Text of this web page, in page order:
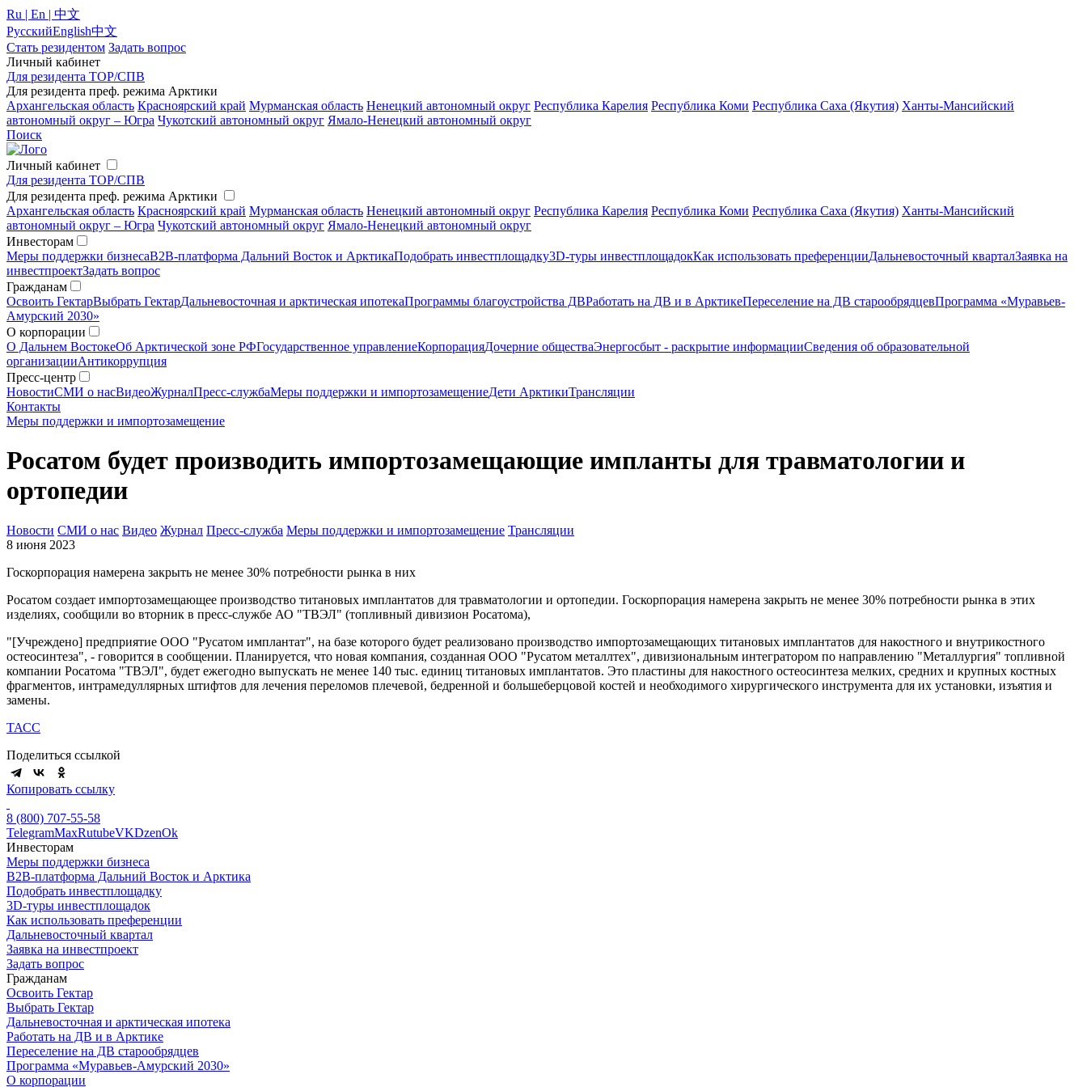
Ru | En | 中文
РусскийEnglish中文
Стать резидентом Задать вопрос
Личный кабинет
Для резидента ТОР/СПВ
Для резидента преф. режима Арктики
Архангельская область Красноярский край Мурманская область Ненецкий автономный округ Республика Карелия Республика Коми Республика Саха (Якутия) Ханты-Мансийский
автономный округ – Югра Чукотский автономный округ Ямало-Ненецкий автономный округ
Поиск
Личный кабинет
Для резидента ТОР/СПВ
Для резидента преф. режима Арктики
Архангельская область Красноярский край Мурманская область Ненецкий автономный округ Республика Карелия Республика Коми Республика Саха (Якутия) Ханты-Мансийский
автономный округ – Югра Чукотский автономный округ Ямало-Ненецкий автономный округ
Инвесторам
Меры поддержки бизнесаB2B-платформа Дальний Восток и АрктикаПодобрать инвестплощадку3D-туры инвестплощадокКак использовать преференцииДальневосточный кварталЗаявка на
инвестпроектЗадать вопрос
Гражданам
Освоить ГектарВыбрать ГектарДальневосточная и арктическая ипотекаПрограммы благоустройства ДВРаботать на ДВ и в АрктикеПереселение на ДВ старообрядцевПрограмма «Муравьев-
Амурский 2030»
О корпорации
О Дальнем ВостокеОб Арктической зоне РФГосударственное управлениеКорпорацияДочерние обществаЭнергосбыт - раскрытие информацииСведения об образовательной
организацииАнтикоррупция
Пресс-центр
НовостиСМИ о насВидеоЖурналПресс-службаМеры поддержки и импортозамещениеДети АрктикиТрансляции
Контакты
Меры поддержки и импортозамещение
Росатом будет производить импортозамещающие импланты для травматологии и
ортопедии
Новости СМИ о нас Видео Журнал Пресс-служба Меры поддержки и импортозамещение Трансляции
8 июня 2023
Госкорпорация намерена закрыть не менее 30% потребности рынка в них
Росатом создает импортозамещающее производство титановых имплантатов для травматологии и ортопедии. Госкорпорация намерена закрыть не менее 30% потребности рынка в этих
изделиях, сообщили во вторник в пресс-службе АО "ТВЭЛ" (топливный дивизион Росатома),
"[Учреждено] предприятие ООО "Русатом имплантат", на базе которого будет реализовано производство импортозамещающих титановых имплантатов для накостного и внутрикостного
остеосинтеза", - говорится в сообщении. Планируется, что новая компания, созданная ООО "Русатом металлтех", дивизиональным интегратором по направлению "Металлургия" топливной
компании Росатома "ТВЭЛ", будет ежегодно выпускать не менее 140 тыс. единиц титановых имплантатов. Это пластины для накостного остеосинтеза мелких, средних и крупных костных
фрагментов, интрамедуллярных штифтов для лечения переломов плечевой, бедренной и большеберцовой костей и необходимого хирургического инструмента для их установки, изъятия и
замены.
ТАСС
Поделиться ссылкой
Копировать ссылку
8 (800) 707-55-58
TelegramMaxRutubeVKDzenOk
Инвесторам
Меры поддержки бизнеса
B2B-платформа Дальний Восток и Арктика
Подобрать инвестплощадку
3D-туры инвестплощадок
Как использовать преференции
Дальневосточный квартал
Заявка на инвестпроект
Задать вопрос
Гражданам
Освоить Гектар
Выбрать Гектар
Дальневосточная и арктическая ипотека
Работать на ДВ и в Арктике
Переселение на ДВ старообрядцев
Программа «Муравьев-Амурский 2030»
О корпорации